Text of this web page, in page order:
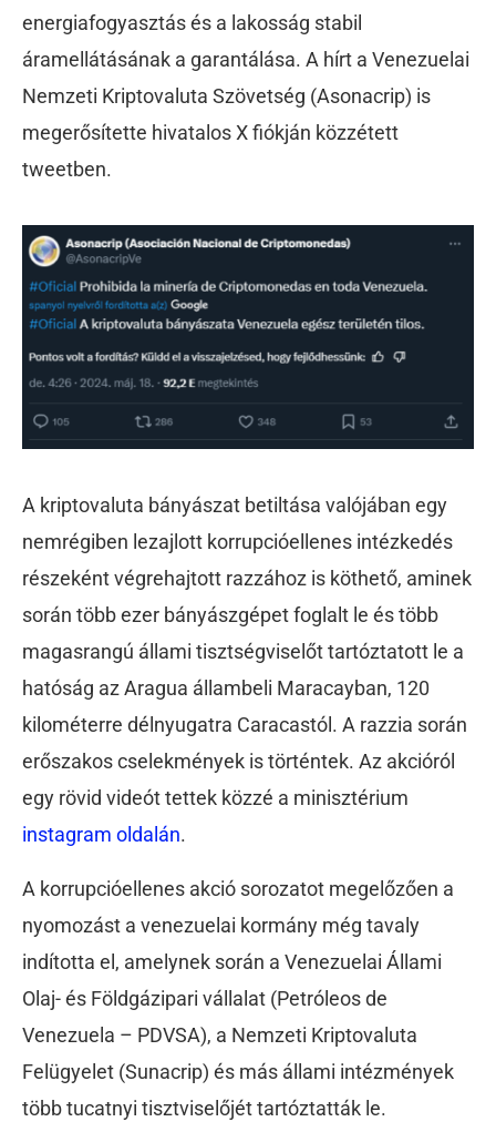
energiafogyasztás és a lakosság stabil
áramellátásának a garantálása. A hírt a Venezuelai
Nemzeti Kriptovaluta Szövetség (Asonacrip) is
megerősítette hivatalos X fiókján közzétett
tweetben.
A kriptovaluta bányászat betiltása valójában egy
nemrégiben lezajlott korrupcióellenes intézkedés
részeként végrehajtott razzához is köthető, aminek
során több ezer bányászgépet foglalt le és több
magasrangú állami tisztségviselőt tartóztatott le a
hatóság az Aragua állambeli Maracayban, 120
kilométerre délnyugatra Caracastól. A razzia során
erőszakos cselekmények is történtek. Az akcióról
egy rövid videót tettek közzé a minisztérium
instagram oldalán.
A korrupcióellenes akció sorozatot megelőzően a
nyomozást a venezuelai kormány még tavaly
indította el, amelynek során a Venezuelai Állami
Olaj- és Földgázipari vállalat (Petróleos de
Venezuela – PDVSA), a Nemzeti Kriptovaluta
Felügyelet (Sunacrip) és más állami intézmények
több tucatnyi tisztviselőjét tartóztatták le.